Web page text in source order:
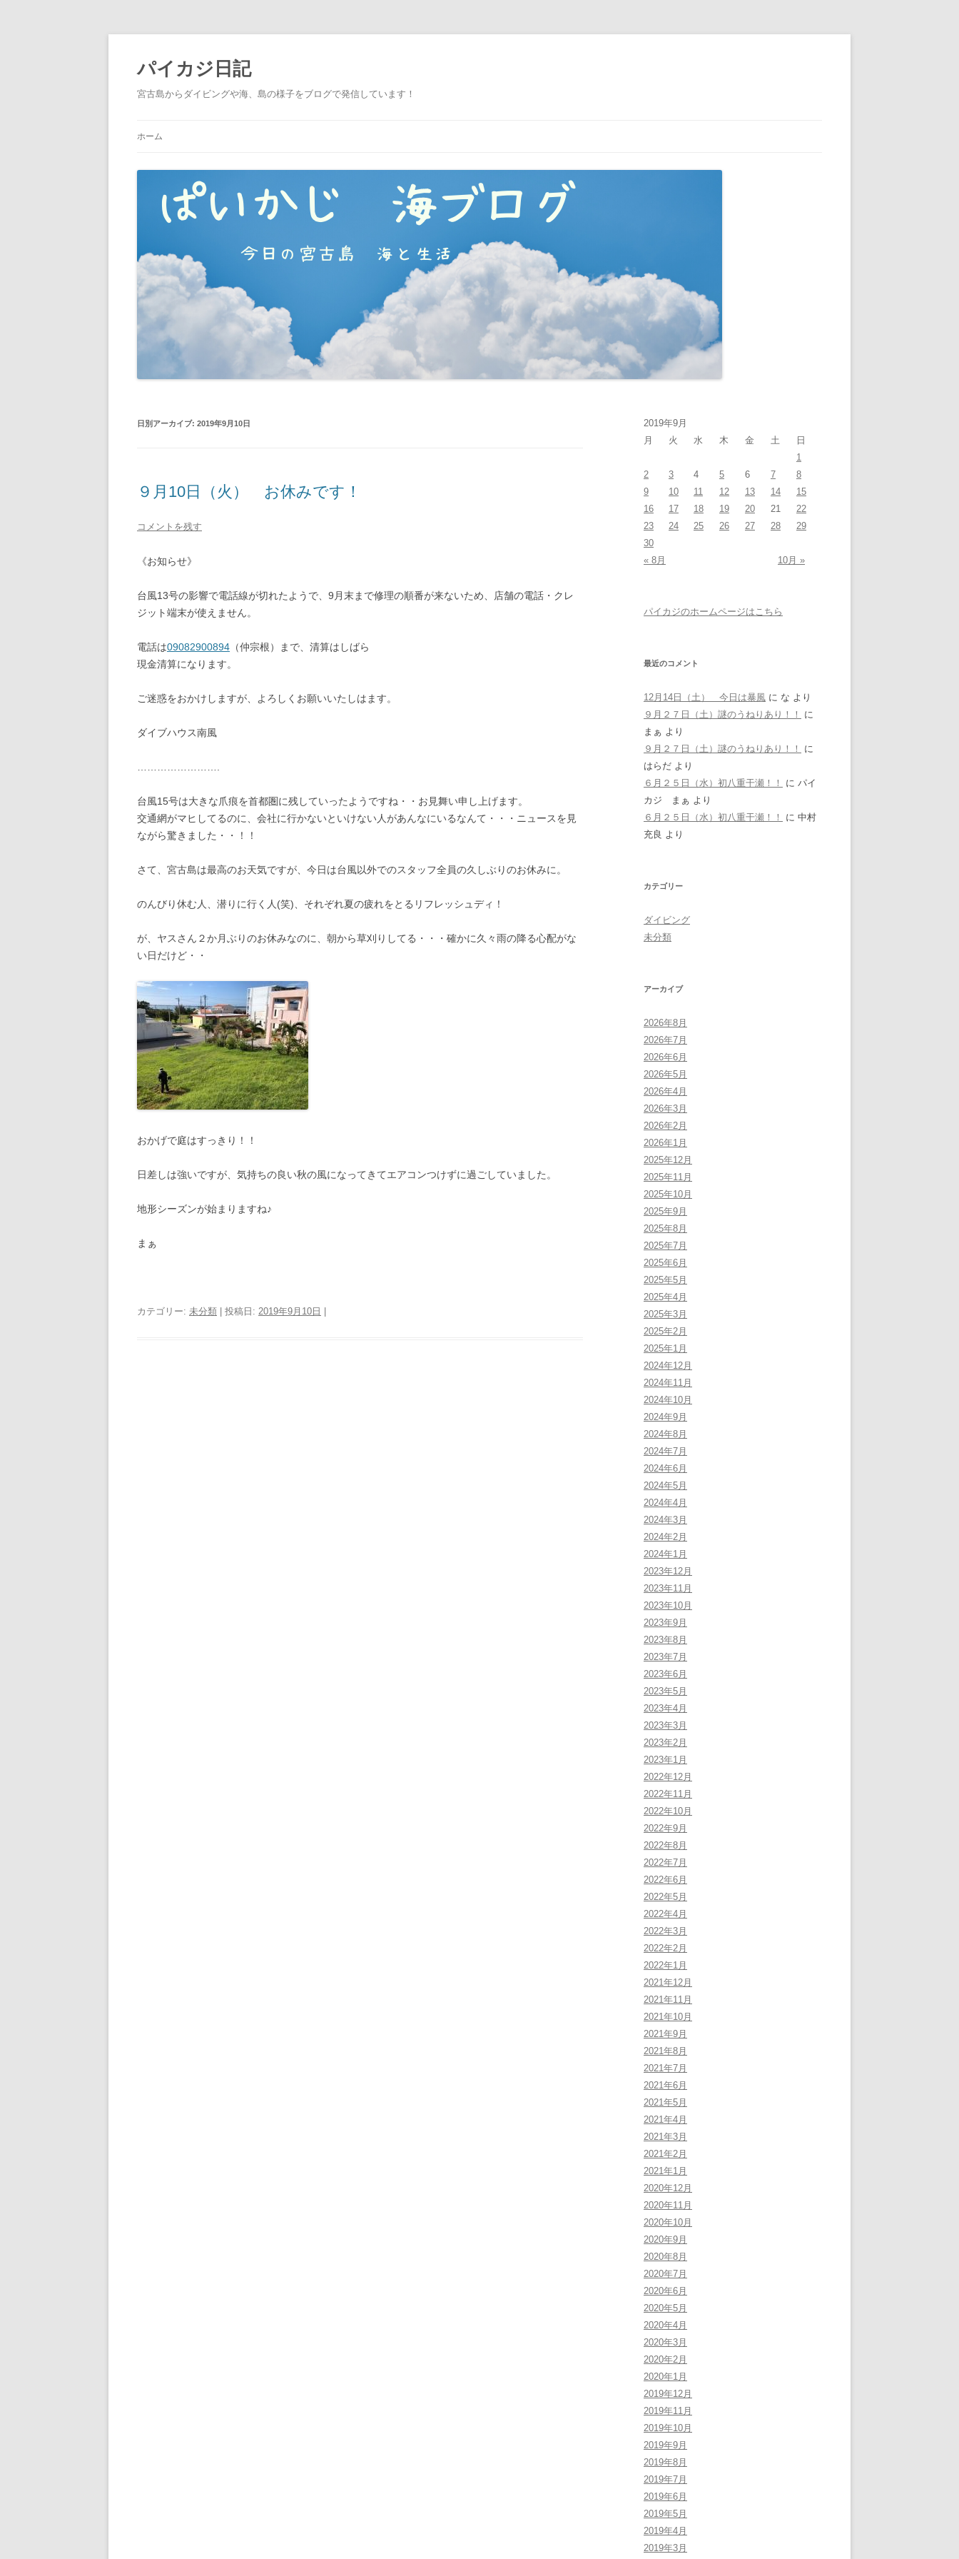
パイカジ日記
宮古島からダイビングや海、島の様子をブログで発信しています！
ス
キ
ホーム
日別アーカイブ: 2019年9月10日
９月10日（火） お休みです！
コメントを残す
《お知らせ》
台風13号の影響で電話線が切れたようで、9月末まで修理の順番が来ないため、店舗の電話・クレ
ジット端末が使えません。
電話は09082900894 （仲宗根）まで、清算はしばら
現金清算になります。
ご迷惑をおかけしますが、よろしくお願いいたしはます。
ダイブハウス南風
台風15号は大きな爪痕を首都圏に残していったようですね・・お見舞い申し上げます。
交通網がマヒしてるのに、会社に行かないといけない人があんなにいるなんて・・・ニュースを見
ながら驚きました・・！！
さて、宮古島は最高のお天気ですが、今日は台風以外でのスタッフ全員の久しぶりのお休みに。
のんびり休む人、潜りに行く人(笑)、それぞれ夏の疲れをとるリフレッシュディ！
が、ヤスさん２か月ぶりのお休みなのに、朝から草刈りしてる・・・確かに久々雨の降る心配がな
い日だけど・・
おかげで庭はすっきり！！
日差しは強いですが、気持ちの良い秋の風になってきてエアコンつけずに過ごしていました。
地形シーズンが始まりますね♪
まぁ
カテゴリー: 未分類 | 投稿日: 2019年9月10日
2019年9月
月
火 水 木 金 土
日
1
2
3 4 5 6 7
8
9
10 11 12 13 14
15
16
17 18 19 20 21
22
23
24 25 26 27 28
29
30
« 8月
10月 »
パイカジのホームページはこちら
最近のコメント
12月14日（土） 今日は暴風 に な より
９月２７日（土）謎のうねりあり！！
に
まぁ より
９月２７日（土）謎のうねりあり！！
に
はらだ より
６月２５日（水）初八重干瀬！！
に パイ
カジ まぁ より
６月２５日（水）初八重干瀬！！
に 中村
充良 より
カテゴリー
ダイビング
未分類
アーカイブ
2026年8月
2026年7月
2026年6月
2026年5月
2026年4月
2026年3月
2026年2月
2026年1月
2025年12月
2025年11月
2025年10月
2025年9月
2025年8月
2025年7月
2025年6月
2025年5月
2025年4月
2025年3月
2025年2月
2025年1月
2024年12月
2024年11月
2024年10月
2024年9月
2024年8月
2024年7月
2024年6月
2024年5月
2024年4月
2024年3月
2024年2月
2024年1月
2023年12月
2023年11月
2023年10月
2023年9月
2023年8月
2023年7月
2023年6月
2023年5月
2023年4月
2023年3月
2023年2月
2023年1月
2022年12月
2022年11月
2022年10月
2022年9月
2022年8月
2022年7月
2022年6月
2022年5月
2022年4月
2022年3月
2022年2月
2022年1月
2021年12月
2021年11月
2021年10月
2021年9月
2021年8月
2021年7月
2021年6月
2021年5月
2021年4月
2021年3月
2021年2月
2021年1月
2020年12月
2020年11月
2020年10月
2020年9月
2020年8月
2020年7月
2020年6月
2020年5月
2020年4月
2020年3月
2020年2月
2020年1月
2019年12月
2019年11月
2019年10月
2019年9月
2019年8月
2019年7月
2019年6月
2019年5月
2019年4月
2019年3月